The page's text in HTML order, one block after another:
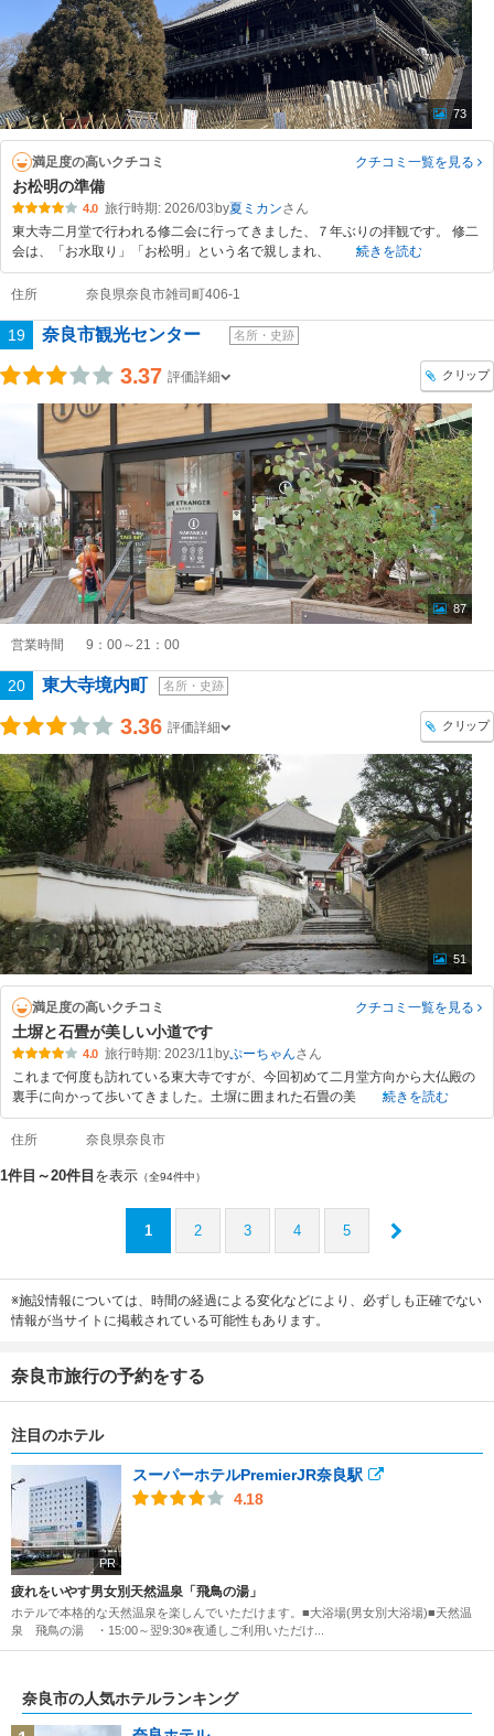
73
満足度の高いクチコミ クチコミ一覧を見る
お松明の準備
4.0 旅行時期: 2026/03 by夏ミカン
東大寺二月堂で行われる修二会に行ってきました、７年ぶりの拝観です。 修二
会は、「お水取り」「お松明」という名で親しまれ、
続きを読む
住所 奈良県奈良市雑司町406‐1
19 奈良市観光センター 名所・史跡
3.37 評価詳細 クリップ
87
営業時間 9：00～21：00
20 東大寺境内町 名所・史跡
3.36 評価詳細 クリップ
51
満足度の高いクチコミ クチコミ一覧を見る
土塀と石畳が美しい小道です
4.0 旅行時期: 2023/11 byぷーちゃん
これまで何度も訪れている東大寺ですが、今回初めて二月堂方向から大仏殿の
裏手に向かって歩いてきました。土塀に囲まれた石畳の美
続きを読む
住所 奈良県奈良市
1件目～20件目 を表示 （全94件中）
1 2 3 4 5
※施設情報については、時間の経過による変化などにより、必ずしも正確でない
情報が当サイトに掲載されている可能性もあります。
奈良市旅行の予約をする
注目のホテル
PR
スーパーホテルPremierJR奈良駅
4.18
疲れをいやす男女別天然温泉「飛鳥の湯」
ホテルで本格的な天然温泉を楽しんでいただけます。■大浴場(男女別大浴場)■天然温
泉 飛鳥の湯 ・15:00～翌9:30※夜通しご利用いただけ...
奈良市の人気ホテルランキング